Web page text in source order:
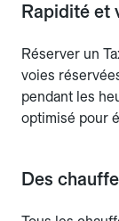
Rapidité et
Réserver un
voies
pendant les
optimisé pour
Des